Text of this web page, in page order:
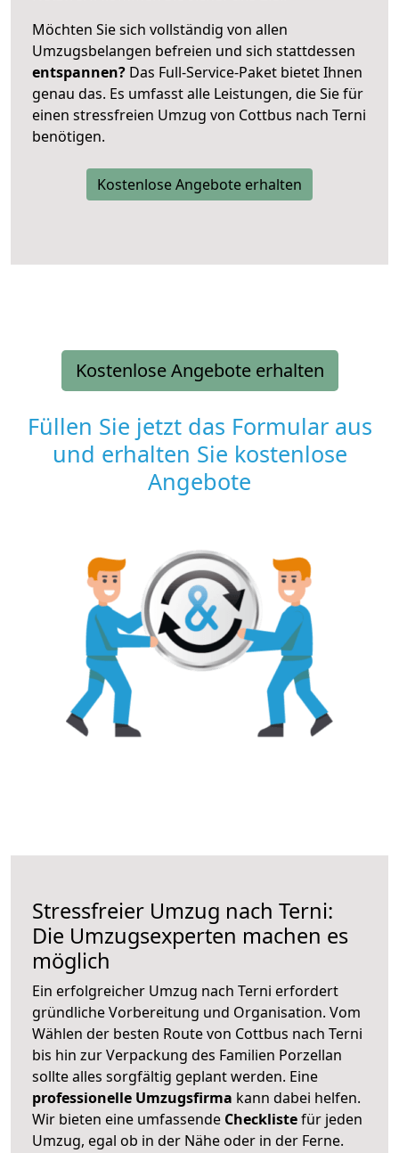
Möchten Sie sich vollständig von allen
Umzugsbelangen befreien und sich stattdessen
entspannen? Das Full-Service-Paket bietet Ihnen
genau das. Es umfasst alle Leistungen, die Sie für
einen stressfreien Umzug von Cottbus nach Terni
benötigen.
Kostenlose Angebote erhalten
Kostenlose Angebote erhalten
Füllen Sie jetzt das Formular aus
und erhalten Sie kostenlose
Angebote
Stressfreier Umzug nach Terni:
Die Umzugsexperten machen es
möglich
Ein erfolgreicher Umzug nach Terni erfordert
gründliche Vorbereitung und Organisation. Vom
Wählen der besten Route von Cottbus nach Terni
bis hin zur Verpackung des Familien Porzellan
sollte alles sorgfältig geplant werden. Eine
professionelle Umzugsfirma kann dabei helfen.
Wir bieten eine umfassende Checklistefür jeden
Umzug, egal ob in der Nähe oder in der Ferne.